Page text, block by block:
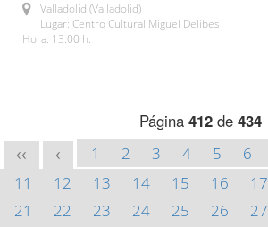
Valladolid (Valladolid)
Lugar: Centro Cultural Miguel Delibes
Hora: 13:00 h.
Página 412de 434
<< < 1 2 3 4 5 6
11
12 13 14 15 16 17
21
22 23 24 25 26 27